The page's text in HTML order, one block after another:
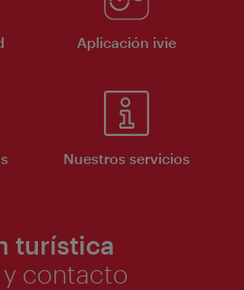
Aplicación ivie
Nuestros servicios
turística
contacto